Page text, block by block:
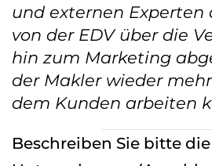
und externen Experten
von der EDV über die
hin zum Marketing
der Makler wieder
dem Kunden arbeiten
Beschreiben Sie bitte